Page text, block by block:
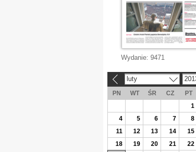
Wydanie: 9471
luty
PN WT ŚR CZ PT
1
4
5 6 7 8
11
12 13 14 15
18
19 20 21 22